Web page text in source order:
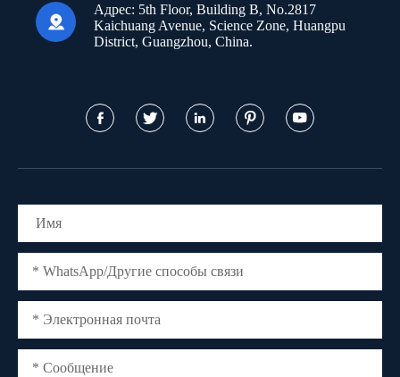

Адрес: 5th Floor, Building B, No.2817
Kaichuang Avenue, Science Zone, Huangpu
District, Guangzhou, China.
    